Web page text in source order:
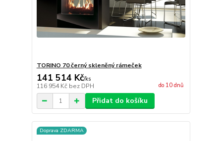
TORINO 70 černý skleněný rámeček
141 514 Kč/ks
116 954 Kč bez DPH do 10 dnů
Přidat do košíku
Doprava ZDARMA